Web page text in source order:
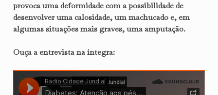
provoca uma deformidade com a possibilidade de
desenvolver uma calosidade, um machucado e, em
algumas situações mais graves, uma amputação.
Ouça a entrevista na íntegra: